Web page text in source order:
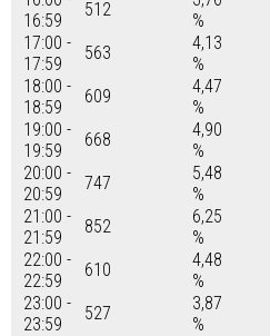
16:59
512
%
17:00 -
17:59
563
4,13
%
18:00 -
18:59
609
4,47
%
19:00 -
19:59
668
4,90
%
20:00 -
20:59
747
5,48
%
21:00 -
21:59
852
6,25
%
22:00 -
22:59
610
4,48
%
23:00 -
23:59
527
3,87
%